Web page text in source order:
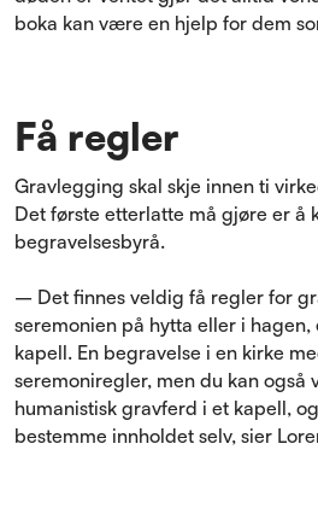
boka kan være en hjelp for dem
Få regler
Gravlegging skal skje innen ti
Det første etterlatte må gjøre er å
begravelsesbyrå.
– Det finnes veldig få regler for
seremonien på hytta eller i
kapell. En begravelse i en kirke
seremoniregler, men du kan også
humanistisk gravferd i et kapell,
bestemme innholdet selv, sier